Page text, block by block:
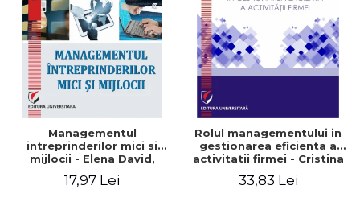
Managementul
intreprinderilor mici si
mijlocii - Elena David,
Roxana Carmen Ionescu,
17,97 Lei
Rolul managementului in
gestionarea eficienta a
activitatii firmei - Cristina
Gabriel Nastase, Mihaela-
33,83 Lei